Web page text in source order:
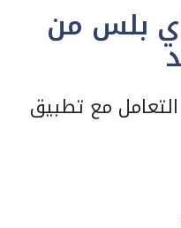
بلس من
التعامل مع تطبيق